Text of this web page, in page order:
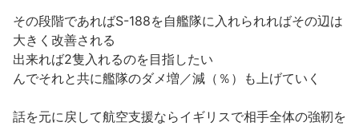
その段階であればS-188を自艦隊に入れられればその辺は
大きく改善される
出来れば2隻入れるのを目指したい
んでそれと共に艦隊のダメ増／減（％）も上げていく
話を元に戻して航空支援ならイギリスで相手全体の強靭を